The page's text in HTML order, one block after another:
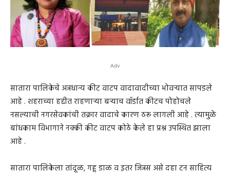
Adv
सातारा पालिकेचे अन्नधान्य कीट वाटप वादावादीच्या भोवऱ्यात सापडले
आहे . शहराच्या हद्दीत राहणाऱ्या बऱ्याच वॉर्डात कीटच पोहोचले
नसल्याची नगरसेवकांची तक्रार वादाचे कारण ठरू लागली आहे . त्यामुळे
बांधकाम विभागाने नक्की कीट वाटप कोठे केले हा प्रश्न उपस्थित झाला
आहे .
सातारा पालिकेला तांदूळ, गहू डाळ व इतर जिन्नस असे दहा टन साहित्य